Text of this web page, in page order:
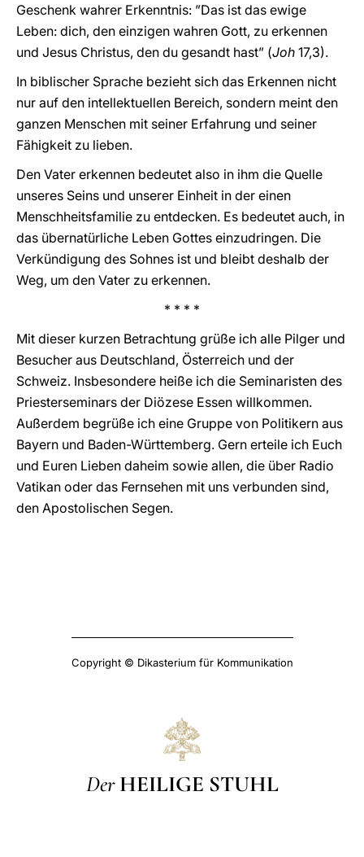
Geschenk wahrer Erkenntnis: ”Das ist das ewige
Leben: dich, den einzigen wahren Gott, zu erkennen
und Jesus Christus, den du gesandt hast” (Joh 17,3).
In biblischer Sprache bezieht sich das Erkennen nicht
nur auf den intellektuellen Bereich, sondern meint den
ganzen Menschen mit seiner Erfahrung und seiner
Fähigkeit zu lieben.
Den Vater erkennen bedeutet also in ihm die Quelle
unseres Seins und unserer Einheit in der einen
Menschheitsfamilie zu entdecken. Es bedeutet auch, in
das übernatürliche Leben Gottes einzudringen. Die
Verkündigung des Sohnes ist und bleibt deshalb der
Weg, um den Vater zu erkennen.
* * * *
Mit dieser kurzen Betrachtung grüße ich alle Pilger und
Besucher aus Deutschland, Österreich und der
Schweiz. Insbesondere heiße ich die Seminaristen des
Priesterseminars der Diözese Essen willkommen.
Außerdem begrüße ich eine Gruppe von Politikern aus
Bayern und Baden-Württemberg. Gern erteile ich Euch
und Euren Lieben daheim sowie allen, die über Radio
Vatikan oder das Fernsehen mit uns verbunden sind,
den Apostolischen Segen.
Copyright © Dikasterium für Kommunikation
Der HEILIGE STUHL